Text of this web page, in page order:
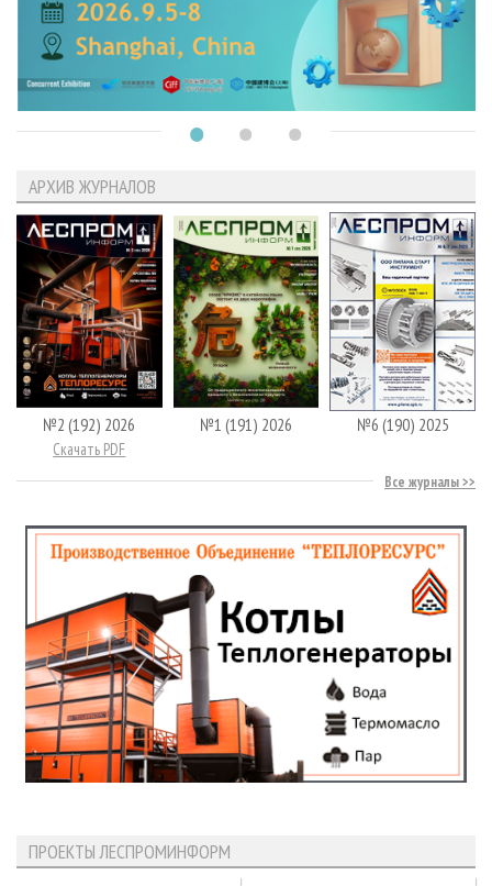
АРХИВ ЖУРНАЛОВ
№2 (192) 2026
Скачать PDF
№1 (191) 2026 №6 (190) 2025
Все журналы
ПРОЕКТЫ ЛЕСПРОМИНФОРМ